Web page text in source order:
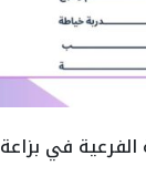
الفرعية في بزاعة